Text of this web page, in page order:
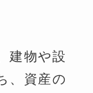
建物や設
、資産の